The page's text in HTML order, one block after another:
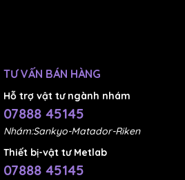
TƯ VẤN BÁN HÀNG
Hỗ trợ vật tư ngành nhám
07888 45145
Nhám:Sankyo-Matador-Riken
Thiết bị-vật tư Metlab
07888 45145